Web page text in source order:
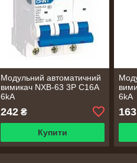
Модульний автоматичний
вимикач NXB-63 3P C16A
6kA
242₴
Купити
6kA
163